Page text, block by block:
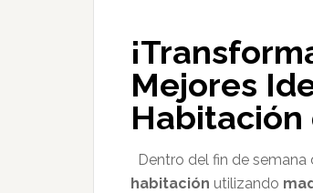
Mejores
Habitación
Dentro del fin de semana
habitación utilizando